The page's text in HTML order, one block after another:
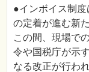
●インボイス制
の定着が進む新
この間、現場で
令や国税庁が示
なる改正が行わ